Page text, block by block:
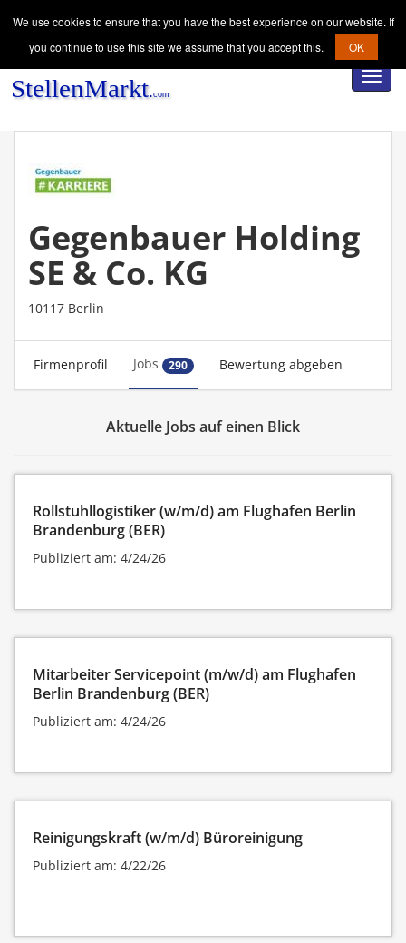
Gegenbauer Holding
SE & Co. KG
10117 Berlin
Firmenprofil Jobs 290 Bewertung abgeben
Aktuelle Jobs auf einen Blick
Rollstuhllogistiker (w/m/d) am Flughafen Berlin
Brandenburg (BER)
Publiziert am: 4/24/26
Mitarbeiter Servicepoint (m/w/d) am Flughafen
Berlin Brandenburg (BER)
Publiziert am: 4/24/26
Reinigungskraft (w/m/d) Büroreinigung
Publiziert am: 4/22/26
We use cookies to ensure that you have the best experience on our website. If
you continue to use this site we assume that you accept this.
OK